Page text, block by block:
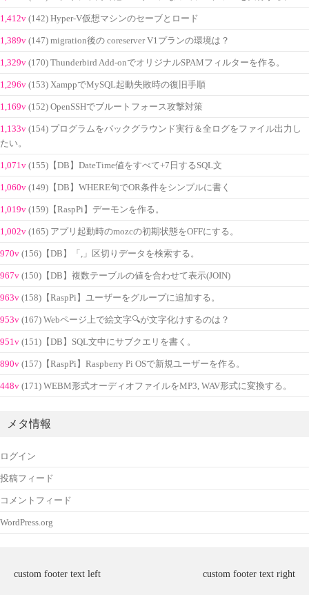
1,412v (142) Hyper-V仮想マシンのセーブとロード
1,389v (147) migration後の coreserver V1プランの環境は？
1,329v (170) Thunderbird Add-onでオリジナルSPAMフィルターを作る。
1,296v (153) XamppでMySQL起動失敗時の復旧手順
1,169v (152) OpenSSHでブルートフォース攻撃対策
1,133v (154) プログラムをバックグラウンド実行＆全ログをファイル出力し
たい。
1,071v (155)【DB】DateTime値をすべて+7日するSQL文
1,060v (149)【DB】WHERE句でOR条件をシンプルに書く
1,019v (159)【RaspPi】デーモンを作る。
1,002v (165) アプリ起動時のmozcの初期状態をOFFにする。
970v (156)【DB】「,」区切りデータを検索する。
967v (150)【DB】複数テーブルの値を合わせて表示(JOIN)
963v (158)【RaspPi】ユーザーをグループに追加する。
953v (167) Webページ上で絵文字🔍が文字化けするのは？
951v (151)【DB】SQL文中にサブクエリを書く。
890v (157)【RaspPi】Raspberry Pi OSで新規ユーザーを作る。
448v (171) WEBM形式オーディオファイルをMP3, WAV形式に変換する。
メタ情報
ログイン
投稿フィード
コメントフィード
WordPress.org
custom footer text left custom footer text right